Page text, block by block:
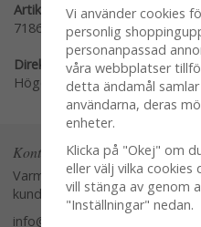
Artikelnummer:
71864-12
Direktlänk:
Högerklicka och kopiera
Kontakta oss
Varmt välkommen att
kundtjänst.
info@glasverandan.se
Vi använder cookies
personlig
personanpassad
våra webbplatser
detta ändamål
användarna, deras
enheter.
Klicka på "Okej" om
eller välj vilka cookies
vill stänga av genom
"Inställningar" nedan.